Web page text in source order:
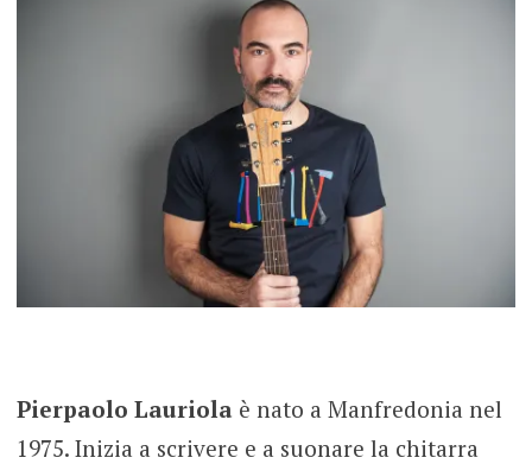
Pierpaolo Lauriola è nato a Manfredonia nel
1975. Inizia a scrivere e a suonare la chitarra